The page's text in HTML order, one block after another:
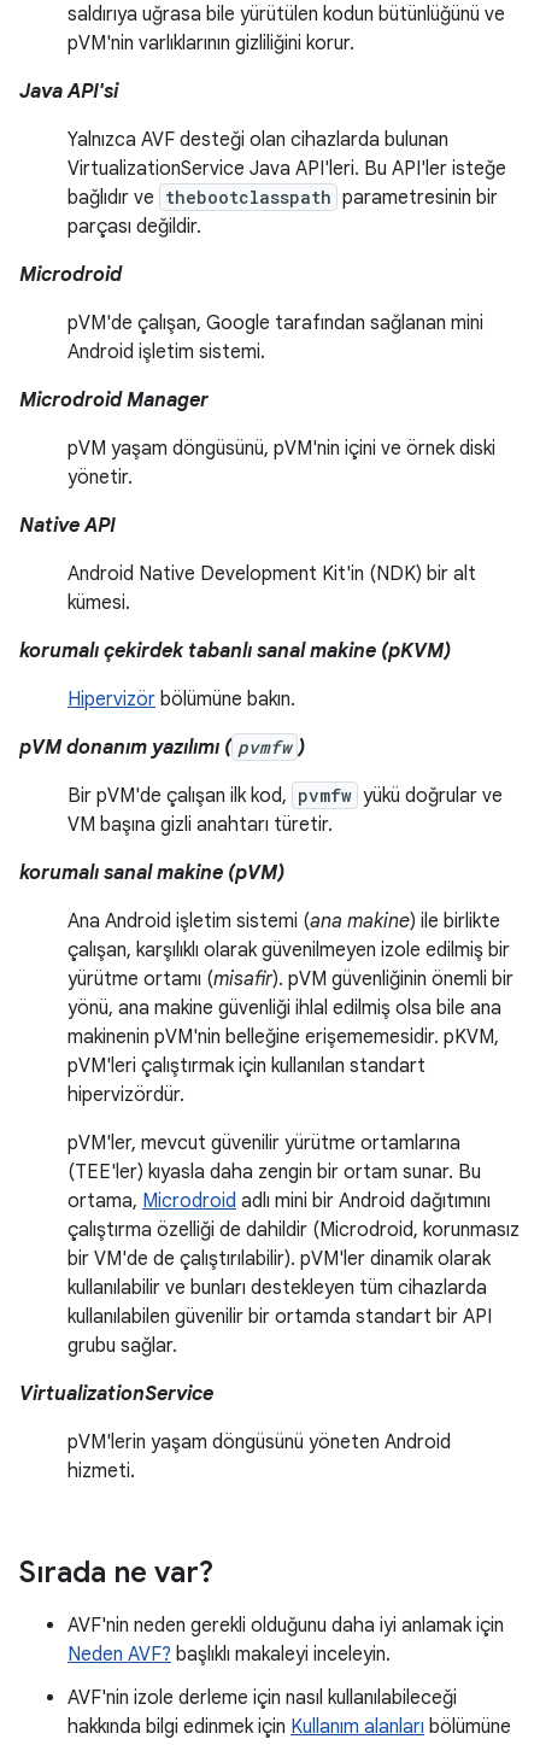
saldırıya uğrasa bile yürütülen kodun bütünlüğünü ve
pVM'nin varlıklarının gizliliğini korur.
Java API'si
Yalnızca AVF desteği olan cihazlarda bulunan
VirtualizationService Java API'leri. Bu API'ler isteğe
bağlıdır ve thebootclasspath parametresinin bir
parçası değildir.
Microdroid
pVM'de çalışan, Google tarafından sağlanan mini
Android işletim sistemi.
Microdroid Manager
pVM yaşam döngüsünü, pVM'nin içini ve örnek diski
yönetir.
Native API
Android Native Development Kit'in (NDK) bir alt
kümesi.
korumalı çekirdek tabanlı sanal makine (pKVM)
Hipervizör bölümüne bakın.
pVM donanım yazılımı ( pvmfw )
Bir pVM'de çalışan ilk kod, pvmfw yükü doğrular ve
VM başına gizli anahtarı türetir.
korumalı sanal makine (pVM)
Ana Android işletim sistemi (ana makine) ile birlikte
çalışan, karşılıklı olarak güvenilmeyen izole edilmiş bir
yürütme ortamı (misafir). pVM güvenliğinin önemli bir
yönü, ana makine güvenliği ihlal edilmiş olsa bile ana
makinenin pVM'nin belleğine erişememesidir. pKVM,
pVM'leri çalıştırmak için kullanılan standart
hipervizördür.
pVM'ler, mevcut güvenilir yürütme ortamlarına
(TEE'ler) kıyasla daha zengin bir ortam sunar. Bu
ortama, Microdroid adlı mini bir Android dağıtımını
çalıştırma özelliği de dahildir (Microdroid, korunmasız
bir VM'de de çalıştırılabilir). pVM'ler dinamik olarak
kullanılabilir ve bunları destekleyen tüm cihazlarda
kullanılabilen güvenilir bir ortamda standart bir API
grubu sağlar.
VirtualizationService
pVM'lerin yaşam döngüsünü yöneten Android
hizmeti.
Sırada ne var?
AVF'nin neden gerekli olduğunu daha iyi anlamak için
Neden AVF? başlıklı makaleyi inceleyin.
AVF'nin izole derleme için nasıl kullanılabileceği
hakkında bilgi edinmek için Kullanım alanları bölümüne